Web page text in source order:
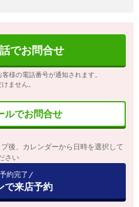
でお問合せ
様の電話番号が通知されます。
ません。
ルでお問合せ
後、カレンダーから日時を選択して
さい
約完了
で来店予約